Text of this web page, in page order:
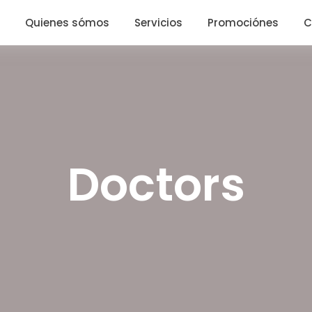
Quienes sómos Servicios Promociónes
Doctors